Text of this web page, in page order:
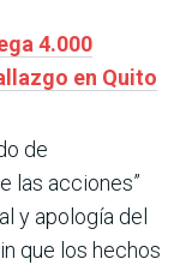
4.000
en Quito
de
las acciones”
y apología del
que los hechos